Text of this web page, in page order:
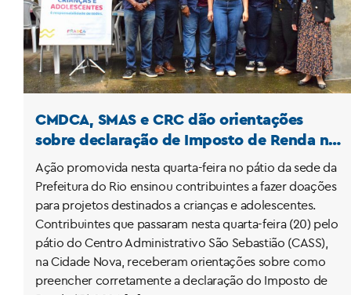
CMDCA, SMAS e CRC dão orientações
sobre declaração de Imposto de Renda no
CASS
Ação promovida nesta quarta-feira no pátio da sede da
Prefeitura do Rio ensinou contribuintes a fazer doações
para projetos destinados a crianças e adolescentes.
Contribuintes que passaram nesta quarta-feira (20) pelo
pátio do Centro Administrativo São Sebastião (CASS),
na Cidade Nova, receberam orientações sobre como
preencher corretamente a declaração do Imposto de